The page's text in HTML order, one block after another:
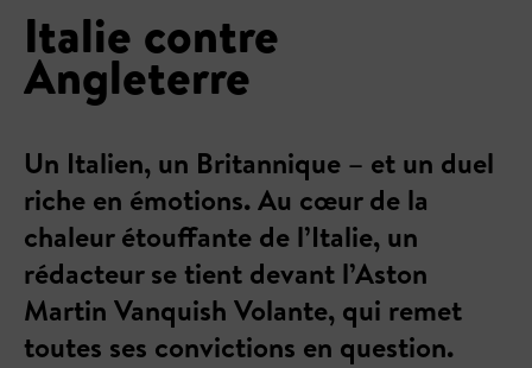
Italie contre
Angleterre
Un Italien, un Britannique – et un duel
riche en émotions. Au cœur de la
chaleur étouffante de l’Italie, un
rédacteur se tient devant l’Aston
Martin Vanquish Volante, qui remet
toutes ses convictions en question.